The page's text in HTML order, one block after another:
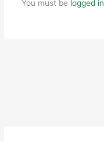
You must be logged in